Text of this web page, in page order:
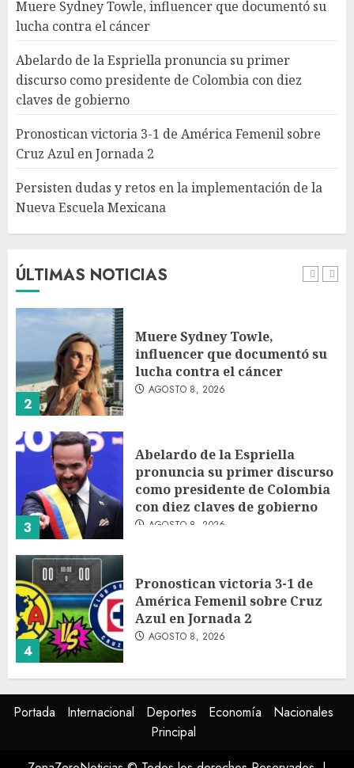
Muere Sydney Towle, influencer que documentó su
lucha contra el cáncer
Abelardo de la Espriella pronuncia su primer
discurso como presidente de Colombia con diez
claves de gobierno
Pronostican victoria 3-1 de América Femenil sobre
Cruz Azul en Jornada 2
Persisten dudas y retos en la implementación de la
Nueva Escuela Mexicana
ÚLTIMAS NOTICIAS
4
AGOSTO 8, 2026
5
Persisten dudas y retos en la
Escuela Mexicana
AGOSTO 8, 2026
1
México Sub-20 derrota a
Canadá y clasifica a la final del
AGOSTO 8, 2026
2
Muere Sydney Towle,
influencer que documentó su
lucha contra el cáncer
AGOSTO 8, 2026
3
Abelardo de la Espriella
pronuncia su primer discurso
como presidente de Colombia
con diez claves de gobierno
AGOSTO 8, 2026
4
Pronostican victoria 3-1 de
América Femenil sobre Cruz
Azul en Jornada 2
AGOSTO 8, 2026
Persisten dudas y retos en la
implementación de la Nueva
Escuela Mexicana
AGOSTO 8, 2026
Portada Internacional Deportes Economía
Nacionales
Principal